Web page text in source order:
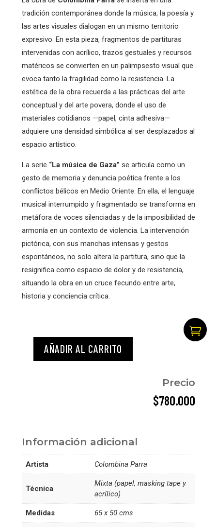
tradición contemporánea donde la música, la poesía y
las artes visuales dialogan en un mismo territorio
expresivo. En esta pieza, fragmentos de partituras
intervenidas con acrílico, trazos gestuales y recursos
matéricos se convierten en un palimpsesto visual que
evoca tanto la fragilidad como la resistencia. La
estética de la obra recuerda a las prácticas del arte
conceptual y del arte povera, donde el uso de
materiales cotidianos —papel, cinta adhesiva—
adquiere una densidad simbólica al ser desplazados al
espacio artístico.
La serie “La música de Gaza” se articula como un
gesto de memoria y denuncia poética frente a los
conflictos bélicos en Medio Oriente. En ella, el lenguaje
musical interrumpido y fragmentado se transforma en
metáfora de voces silenciadas y de la imposibilidad de
armonía en un contexto de violencia. La intervención
pictórica, con sus manchas intensas y gestos
espontáneos, no solo altera la partitura, sino que la
resignifica como espacio de dolor y de resistencia,
situando la obra en un cruce fecundo entre arte,
historia y conciencia crítica.
cantidad
AÑADIR AL CARRITO
Precio
$780.000
Información adicional
Artista Colombina Parra
Técnica
Mixta (papel, masking tape y
acrílico)
Medidas 65 x 50 cms
